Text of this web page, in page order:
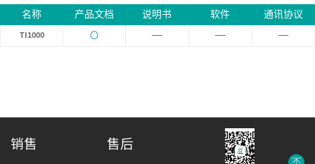
名称 产品文档 说明书 软件 通讯协议
TI1000 〇
销售 售后